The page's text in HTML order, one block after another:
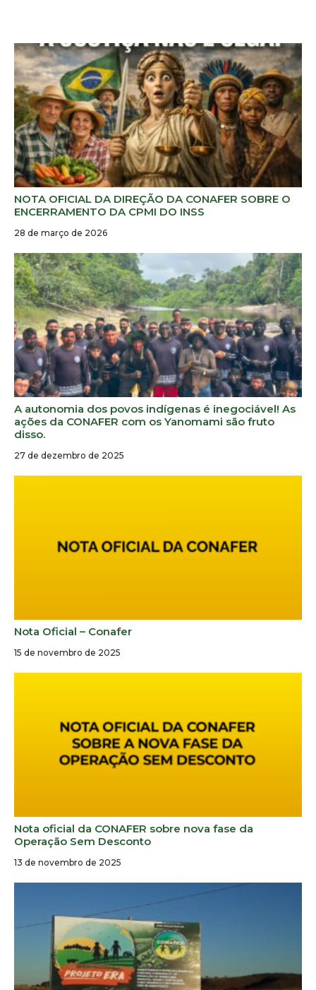
NOTA OFICIAL DA DIREÇÃO DA CONAFER SOBRE O
ENCERRAMENTO DA CPMI DO INSS
28 de março de 2026
A autonomia dos povos indígenas é inegociável! As
ações da CONAFER com os Yanomami são fruto
disso.
27 de dezembro de 2025
Nota Oficial – Conafer
15 de novembro de 2025
Nota oficial da CONAFER sobre nova fase da
Operação Sem Desconto
13 de novembro de 2025